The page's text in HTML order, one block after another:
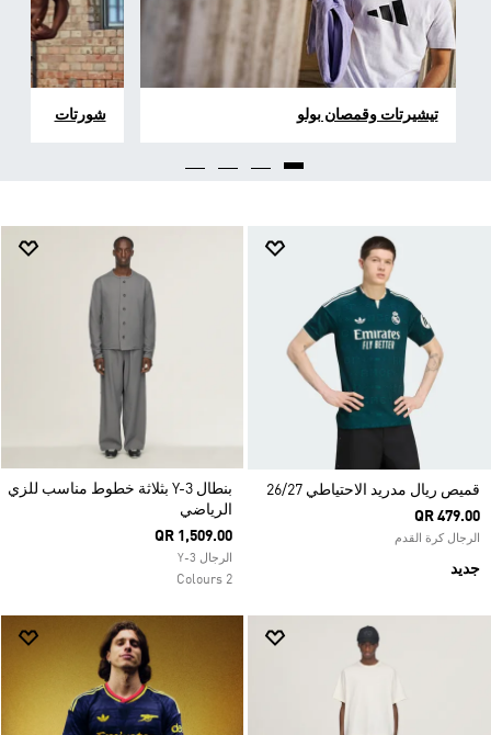
تيشيرتات وقمصان بولو شورتات
قميص ريال مدريد الاحتياطي 26/27
QR 479.00
الرجال كرة القدم
جديد
بنطال Y-3 بثلاثة خطوط مناسب للزي
الرياضي
QR 1,509.00
الرجال Y-3
2 Colours